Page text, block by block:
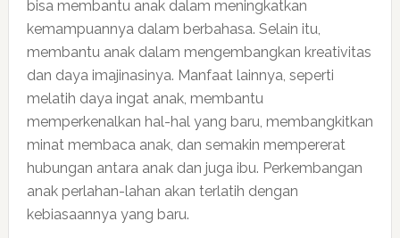
bisa membantu anak dalam meningkatkan
kemampuannya dalam berbahasa. Selain itu,
membantu anak dalam mengembangkan kreativitas
dan daya imajinasinya. Manfaat lainnya, seperti
melatih daya ingat anak, membantu
memperkenalkan hal-hal yang baru, membangkitkan
minat membaca anak, dan semakin mempererat
hubungan antara anak dan juga ibu. Perkembangan
anak perlahan-lahan akan terlatih dengan
kebiasaannya yang baru.